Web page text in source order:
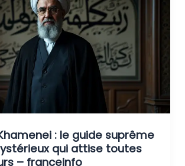
: le guide suprême
qui attise toutes
– franceinfo